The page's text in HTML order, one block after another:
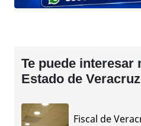
Te puede interesar
Estado de Veracruz
Fiscal de